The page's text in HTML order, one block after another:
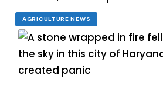
AGRICULTURE NEWS